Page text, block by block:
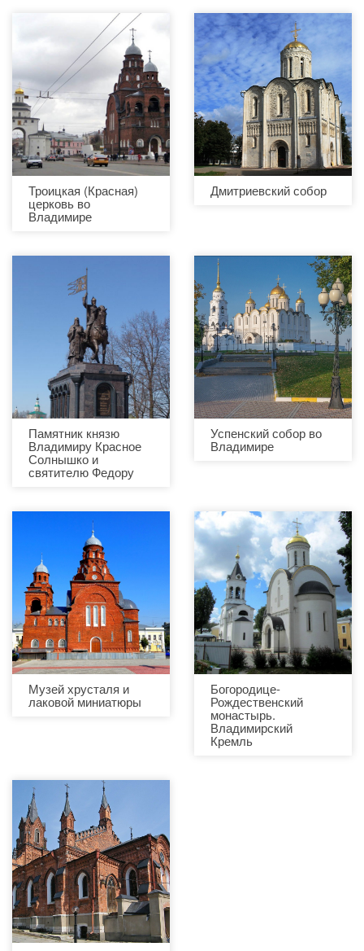
Троицкая (Красная)
церковь во
Владимире
Дмитриевский собор
Памятник князю
Владимиру Красное
Солнышко и
святителю Федору
Успенский собор во
Владимире
Музей хрусталя и
лаковой миниатюры
Богородице-
Рождественский
монастырь.
Владимирский
Кремль